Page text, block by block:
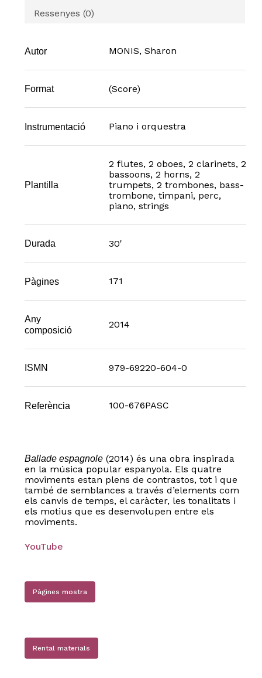
Ressenyes (0)
Autor MONIS, Sharon
Format (Score)
Instrumentació Piano i orquestra
Plantilla
2 flutes, 2 oboes, 2 clarinets, 2
bassoons, 2 horns, 2
trumpets, 2 trombones, bass-
trombone, timpani, perc,
piano, strings
Durada 30'
Pàgines 171
Any
composició
2014
ISMN 979-69220-604-0
Referència 100-676PASC
Ballade espagnole(2014) és una obra inspirada
en la música popular espanyola. Els quatre
moviments estan plens de contrastos, tot i que
també de semblances a través d’elements com
els canvis de temps, el caràcter, les tonalitats i
els motius que es desenvolupen entre els
moviments.
YouTube
Pàgines mostra
Rental materials